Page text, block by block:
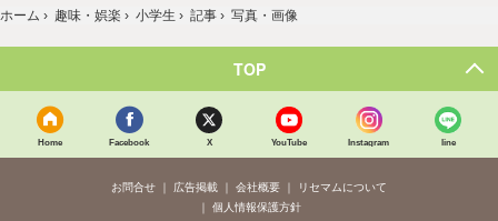
ホーム › 趣味・娯楽 › 小学生 › 記事 › 写真・画像
TOP
Home Facebook X YouTube Instagram line
お問合せ 広告掲載 会社概要
リセマムについて
個人情報保護方針